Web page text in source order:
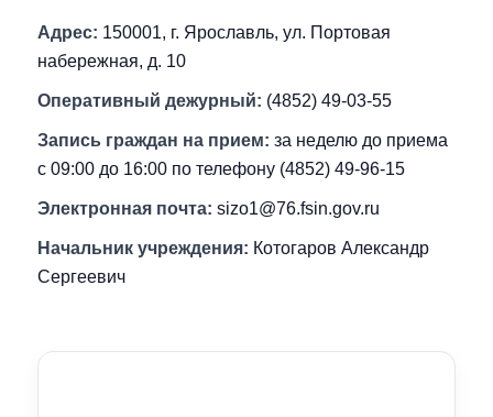
Адрес: 150001, г. Ярославль, ул. Портовая
набережная, д. 10
Оперативный дежурный: (4852) 49-03-55
Запись граждан на прием: за неделю до приема
с 09:00 до 16:00 по телефону (4852) 49-96-15
Электронная почта: sizo1@76.fsin.gov.ru
Начальник учреждения: Котогаров Александр
Сергеевич